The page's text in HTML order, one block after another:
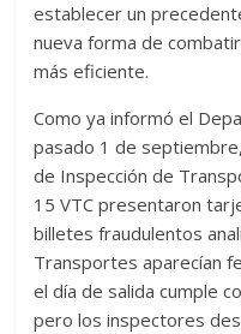
establecer un
nueva forma de
más eficiente.
Como ya informó el
pasado 1 de
de Inspección de
15 VTC presentaron
billetes fraudulentos
Transportes aparecían
el día de salida cumple
pero los inspectores